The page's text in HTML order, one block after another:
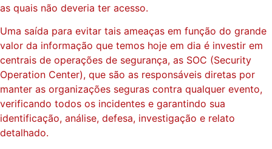
as quais não deveria ter acesso.
Uma saída para evitar tais ameaças em função do grande
valor da informação que temos hoje em dia é investir em
centrais de operações de segurança, as SOC (Security
Operation Center), que são as responsáveis diretas por
manter as organizações seguras contra qualquer evento,
verificando todos os incidentes e garantindo sua
identificação, análise, defesa, investigação e relato
detalhado.